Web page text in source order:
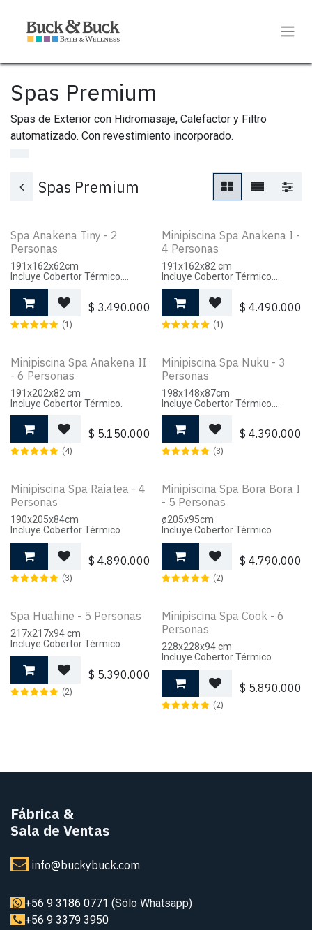
Spas Premium
Spas de Exterior con Hidromasaje, Calefactor y Filtro
automatizado. Con revestimiento incorporado.
Spas Premium
Spa Anakena Tiny - 2
Personas
191x162x62cm
Incluye Cobertor Térmico.
Sistema Plug 'n Play.
$ 3.490.000
(1)
Minipiscina Spa Anakena I -
4 Personas
191x162x82 cm
Incluye Cobertor Térmico.
Sistema Plug 'n Play.
$ 4.490.000
(1)
Minipiscina Spa Anakena II
- 6 Personas
191x202x82 cm
Incluye Cobertor Térmico.
$ 5.150.000
(4)
Minipiscina Spa Nuku - 3
Personas
198x148x87cm
Incluye Cobertor Térmico.
Sistema Plug 'n Play.
$ 4.390.000
(3)
Minipiscina Spa Raiatea - 4
Personas
190x205x84cm
Incluye Cobertor Térmico
$ 4.890.000
(3)
Minipiscina Spa Bora Bora I
- 5 Personas
ø205x95cm
Incluye Cobertor Térmico
$ 4.790.000
(2)
Spa Huahine - 5 Personas
217x217x94 cm
Incluye Cobertor Térmico
$ 5.390.000
(2)
Minipiscina Spa Cook - 6
Personas
228x228x94 cm
Incluye Cobertor Térmico
$ 5.890.000
(2)
Fábrica &
Sala de Ventas
info@buckybuck.com
+56 9 3186 0771 (Sólo Whatsapp)
+56 9 3379 3950